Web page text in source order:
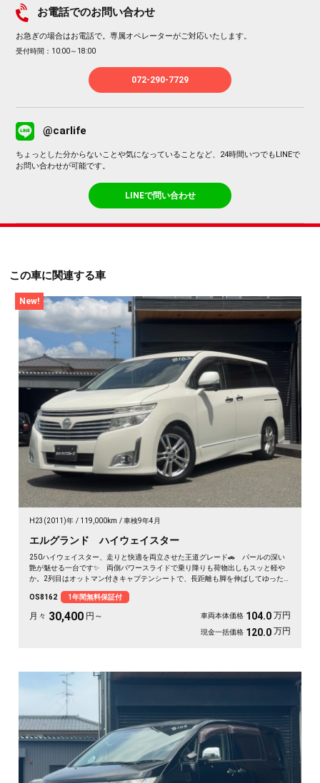
お電話でのお問い合わせ
お急ぎの場合はお電話で。専属オペレーターがご対応いたします。
受付時間：10:00～18:00
072-290-7729
@carlife
ちょっとした分からないことや気になっていることなど、24時間いつでもLINEで
お問い合わせが可能です。
LINEで問い合わせ
この車に関連する車
New!
H23(2011)年 119,000km 車検9年4月
エルグランド ハイウェイスター
250ハイウェイスター、走りと快適を両立させた王道グレード🚗 パールの深い
艶が魅せる一台です✨ 両側パワースライドで乗り降りも荷物出しもスッと軽や
か。2列目はオットマン付きキャプテンシートで、長距離も脚を伸ばしてゆった
遠出も、休日のドライブも心地よい移動空間に👑 冬の夜道も明るいHIDで安心
の一台です《1年保証付》😎
OS8162 1年間無料保証付
月々 30,400 円～ 車両本体価格 104.0 万円
現金一括価格 120.0 万円